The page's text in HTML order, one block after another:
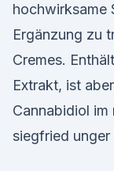
hochwirksame
Ergänzung zu
Cremes.
Extrakt, ist
Cannabidiol im
siegfried unger